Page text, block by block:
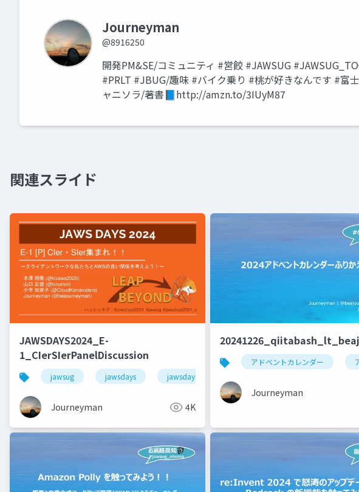
Journeyman
@8916250
開発PM&SE/コミュニティ #営餃 #JAWSUG
#PRLT #JBUG/趣味 #バイク乗り #桃が好きなんです #富
ャニソラ/著書📘http://amzn.to/3IUyM87
関連スライド
JAWSDAYS2024_E-
1_CIerSIerPanelDiscussion
jawsug jawsdays jawsdays2024
Journeyman 4K
アドベントカレンダー
Journeyman